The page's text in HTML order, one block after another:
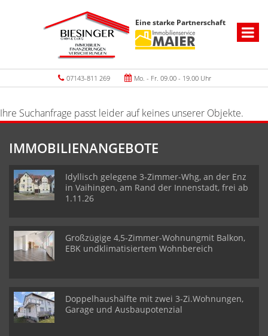
Eine starke Partnerschaft
07143-811 269 Mo. - Fr. 09.00 - 19.00 Uhr
Ihre Suchanfrage passt leider auf keines unserer Objekte.
IMMOBILIENANGEBOTE
Idyllisch gelegene 3-Zimmer-Whg, an der Enz
in Vaihingen, am Rand der Innenstadt, frei ab
1.11.26
Großzügige 4,5-Zimmer-Wohnungmit Balkon,
EBK undklimatisiertem Wohnbereich
Doppelhaushälfte mit zwei 3-Zi.Wohnungen,
Garage und Ausbaupotenzial